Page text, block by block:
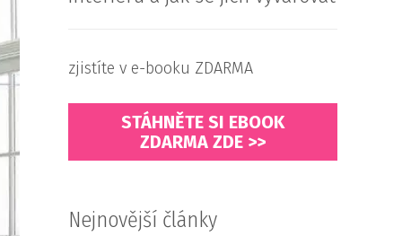
zjistíte v e-booku ZDARMA
STÁHNĚTE SI EBOOK
ZDARMA ZDE >>
Nejnovější články